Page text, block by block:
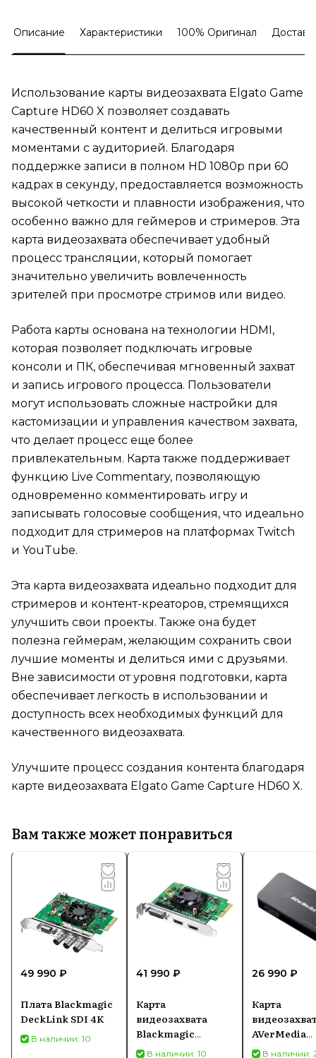
Описание Характеристики 100% Оригинал
Использование карты видеозахвата Elgato Game
Capture HD60 X позволяет создавать
качественный контент и делиться игровыми
моментами с аудиторией. Благодаря
поддержке записи в полном HD 1080p при 60
кадрах в секунду, предоставляется возможность
высокой четкости и плавности изображения, что
особенно важно для геймеров и стримеров. Эта
карта видеозахвата обеспечивает удобный
процесс трансляции, который помогает
значительно увеличить вовлеченность
зрителей при просмотре стримов или видео.
Работа карты основана на технологии HDMI,
которая позволяет подключать игровые
консоли и ПК, обеспечивая мгновенный захват
и запись игрового процесса. Пользователи
могут использовать сложные настройки для
кастомизации и управления качеством захвата,
что делает процесс еще более
привлекательным. Карта также поддерживает
функцию Live Commentary, позволяющую
одновременно комментировать игру и
записывать голосовые сообщения, что идеально
подходит для стримеров на платформах Twitch
и YouTube.
Эта карта видеозахвата идеально подходит для
стримеров и контент-креаторов, стремящихся
улучшить свои проекты. Также она будет
полезна геймерам, желающим сохранить свои
лучшие моменты и делиться ими с друзьями.
Вне зависимости от уровня подготовки, карта
обеспечивает легкость в использовании и
доступность всех необходимых функций для
качественного видеозахвата.
Улучшите процесс создания контента благодаря
карте видеозахвата Elgato Game Capture HD60 X.
Вам также может понравиться
49 990 ₽
Плата Blackmagic
DeckLink SDI 4K
В наличии: 10
41 990 ₽
Карта
видеозахвата
Blackmagic
Intensity Pro 4K
В наличии: 10
26 990 ₽
Карта
AVerMedia
В наличии: